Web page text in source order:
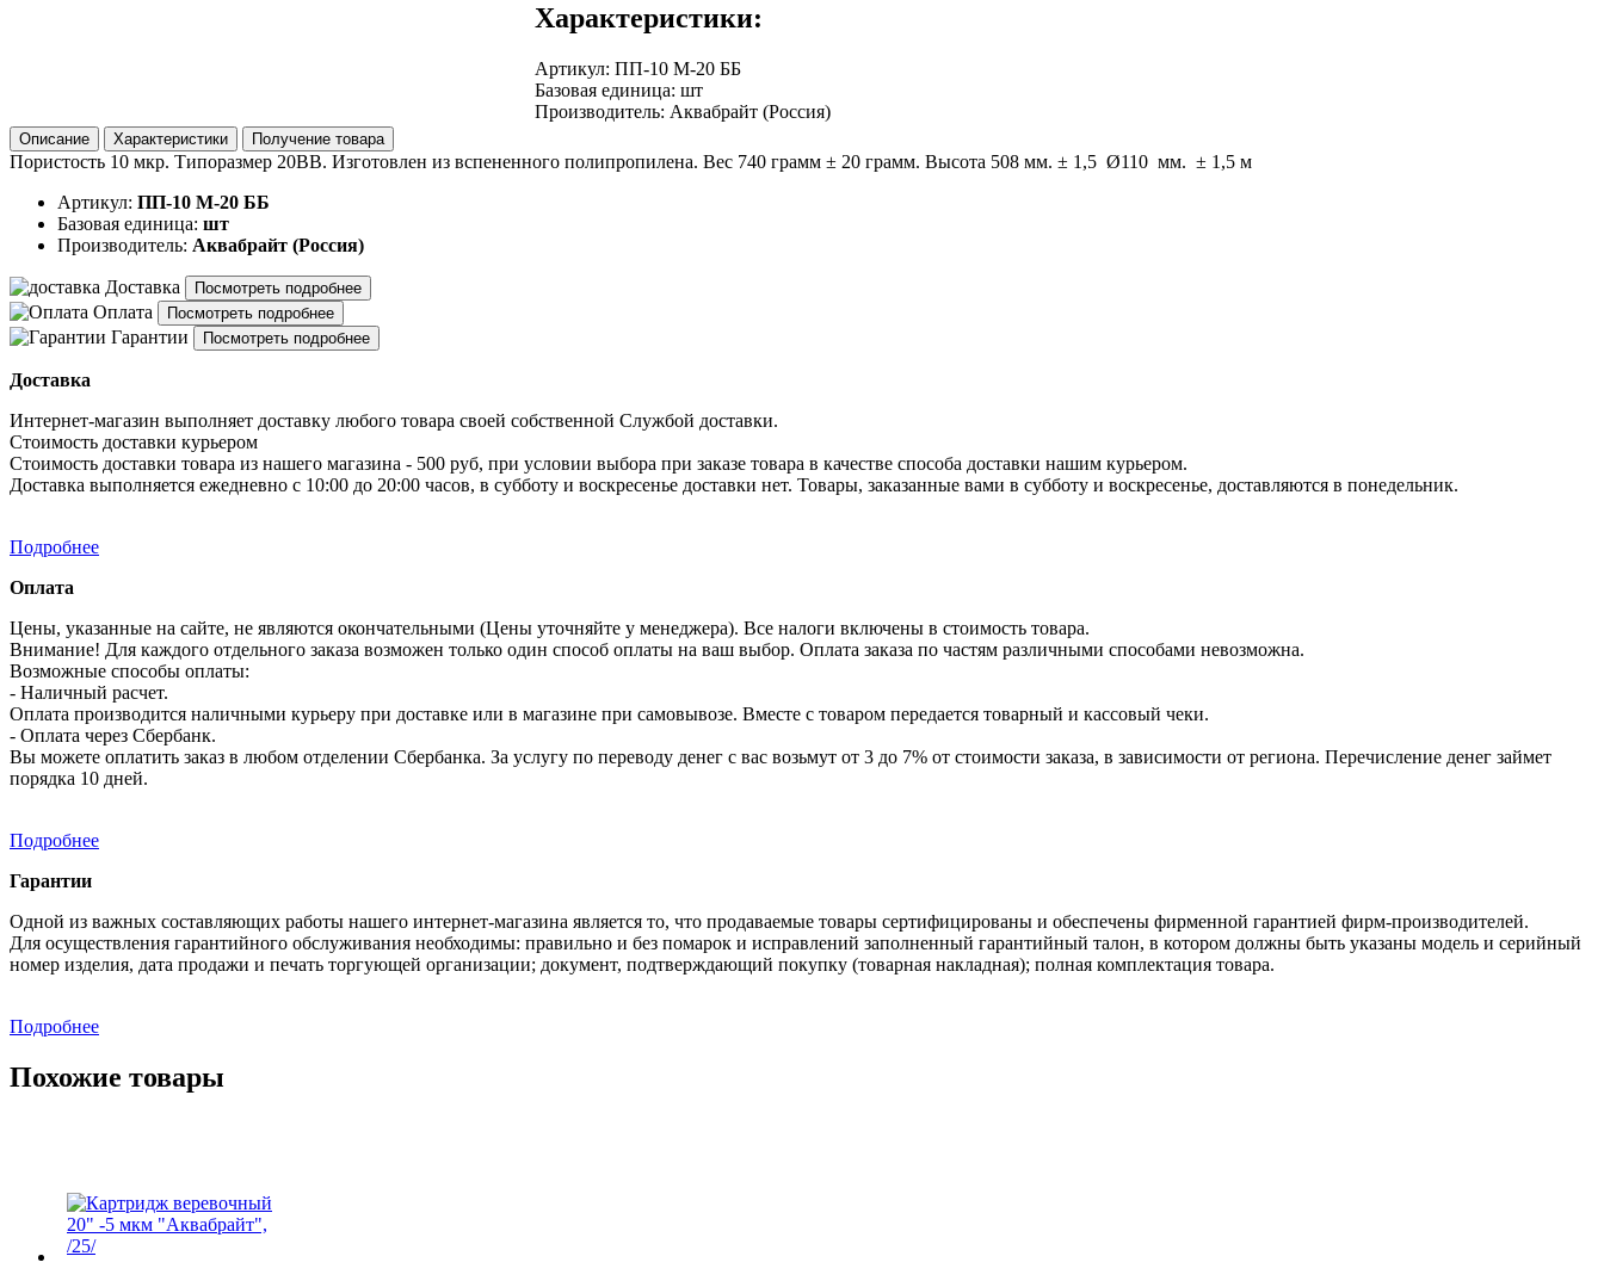
Характеристики:
Артикул: ПП-10 М-20 ББ
Базовая единица: шт
Производитель: Аквабрайт (Россия)
Описание Характеристики Получение товара
Пористость 10 мкр. Типоразмер 20ВВ. Изготовлен из вспененного полипропилена. Вес 740 грамм ± 20 грамм. Высота 508 мм. ± 1,5 Ø110 мм. ± 1,5 м
Артикул: ПП-10 М-20 ББ
Базовая единица: шт
Производитель: Аквабрайт (Россия)
Доставка Посмотреть подробнее
Оплата Посмотреть подробнее
Гарантии Посмотреть подробнее
Доставка
Интернет-магазин выполняет доставку любого товара своей собственной Службой доставки.
Стоимость доставки курьером
Стоимость доставки товара из нашего магазина - 500 руб, при условии выбора при заказе товара в качестве способа доставки нашим курьером.
Доставка выполняется ежедневно с 10:00 до 20:00 часов, в субботу и воскресенье доставки нет. Товары, заказанные вами в субботу и воскресенье, доставляются в понедельник.
Подробнее
Оплата
Цены, указанные на сайте, не являются окончательными (Цены уточняйте у менеджера). Все налоги включены в стоимость товара.
Внимание! Для каждого отдельного заказа возможен только один способ оплаты на ваш выбор. Оплата заказа по частям различными способами невозможна.
Возможные способы оплаты:
- Наличный расчет.
Оплата производится наличными курьеру при доставке или в магазине при самовывозе. Вместе с товаром передается товарный и кассовый чеки.
- Оплата через Сбербанк.
Вы можете оплатить заказ в любом отделении Сбербанка. За услугу по переводу денег с вас возьмут от 3 до 7% от стоимости заказа, в зависимости от региона. Перечисление денег займет
порядка 10 дней.
Подробнее
Гарантии
Одной из важных составляющих работы нашего интернет-магазина является то, что продаваемые товары сертифицированы и обеспечены фирменной гарантией фирм-производителей.
Для осуществления гарантийного обслуживания необходимы: правильно и без помарок и исправлений заполненный гарантийный талон, в котором должны быть указаны модель и серийный
номер изделия, дата продажи и печать торгующей организации; документ, подтверждающий покупку (товарная накладная); полная комплектация товара.
Подробнее
Похожие товары